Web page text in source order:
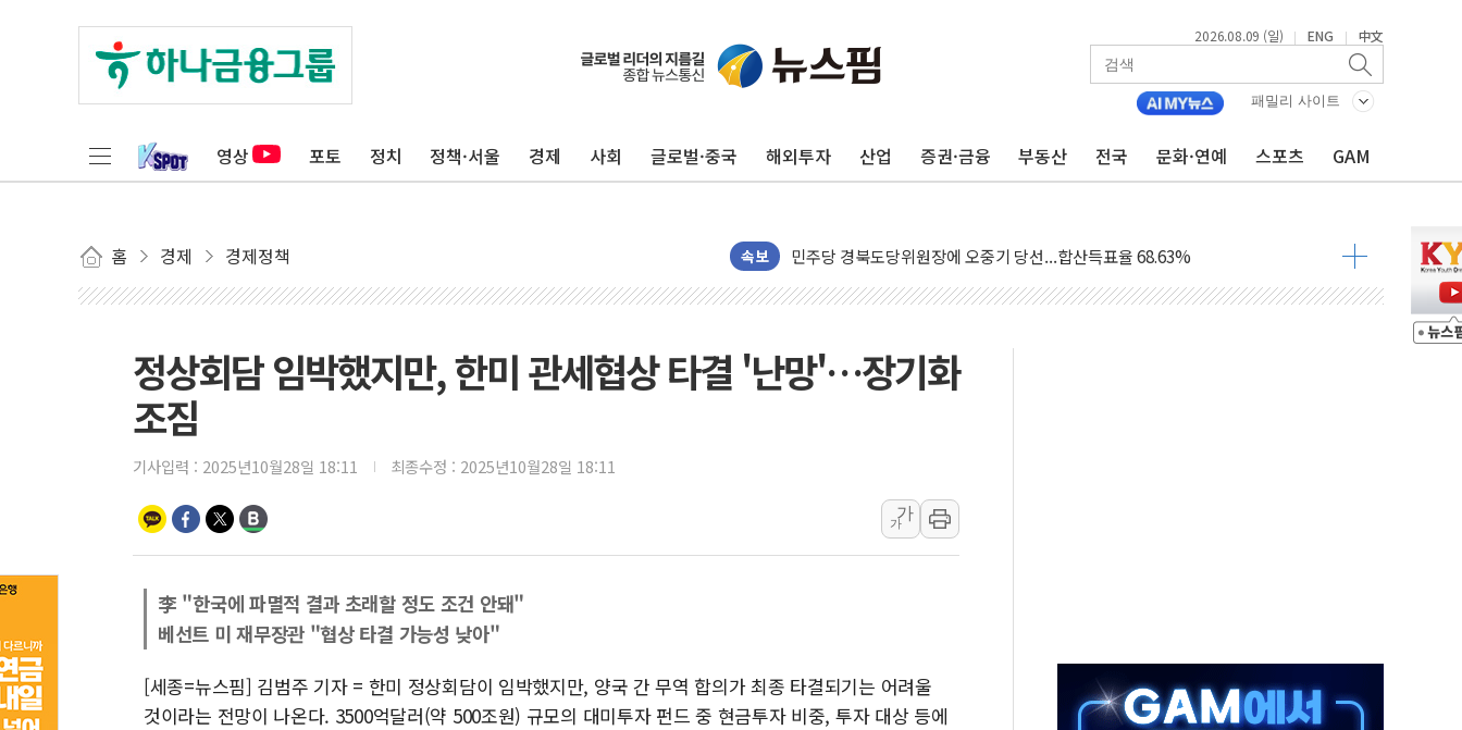
2026.08.09 (일) | ENG | 中文
패밀리 사이트
영상 포토 정치 정책·서울 경제 사회 글로벌·중국 해외투자 산업 증권·금융 부동산 전국 문화·연예 스포츠 GAM
홈 경제 경제정책 속보
125mm 폭우 쏟아진 울진...'두천~하당'·'올미골교' 차량 통행 선제 제한
포항 블루밸리 국가산단에 '철강 AI융합실증센터' 들어선다
상주 낙동강 선착장 하류서 50대 숨진 채 발견...경찰, 조사 중
민주당 경북도당위원장에 오중기 당선...합산득표율 68.63%
인천서 말다툼 중 어머니 살해 10대 구속…범행 후 반려견도 죽여
[속보] 민주, 강원·대구·경북 경선 결과...김민석 48.54% 정청래 44.40%
[속보] 민주, 경북 경선 결과 발표...김민석 47.37% 정청래 45.71% 송영길 6.92%
최태원, 노소영에 9440억 지급 확정되나…재상고 앞두고 막판 셈법
윤준병·이해민 의원, '정부 특사'로 콜롬비아 대통령 취임식 참석
'호우·산사태 주의보' 울진 시간당 30mm 강한 비...호우 피해 없어
정상회담 임박했지만, 한미 관세협상 타결 '난망'…장기화
조짐
기사입력 : 2025년10월28일 18:11 최종수정 : 2025년10월28일 18:11
가
가
李 "한국에 파멸적 결과 초래할 정도 조건 안돼"
베선트 미 재무장관 "협상 타결 가능성 낮아"
[세종=뉴스핌] 김범주 기자 = 한미 정상회담이 임박했지만, 양국 간 무역 합의가 최종 타결되기는 어려울
것이라는 전망이 나온다. 3500억달러(약 500조원) 규모의 대미투자 펀드 중 현금투자 비중, 투자 대상 등에